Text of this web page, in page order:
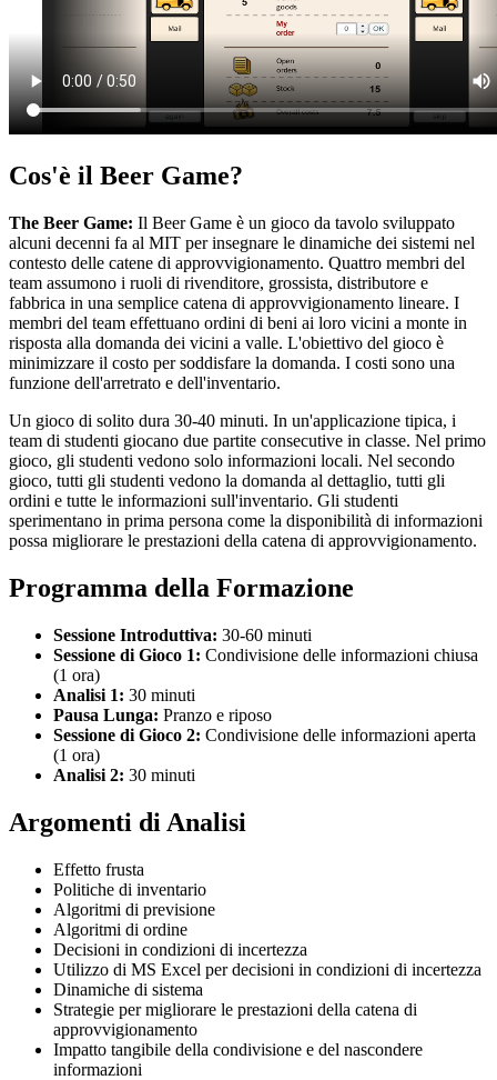
Cos'è il Beer Game?
The Beer Game: Il Beer Game è un gioco da tavolo sviluppato
alcuni decenni fa al MIT per insegnare le dinamiche dei sistemi nel
contesto delle catene di approvvigionamento. Quattro membri del
team assumono i ruoli di rivenditore, grossista, distributore e
fabbrica in una semplice catena di approvvigionamento lineare. I
membri del team effettuano ordini di beni ai loro vicini a monte in
risposta alla domanda dei vicini a valle. L'obiettivo del gioco è
minimizzare il costo per soddisfare la domanda. I costi sono una
funzione dell'arretrato e dell'inventario.
Un gioco di solito dura 30-40 minuti. In un'applicazione tipica, i
team di studenti giocano due partite consecutive in classe. Nel primo
gioco, gli studenti vedono solo informazioni locali. Nel secondo
gioco, tutti gli studenti vedono la domanda al dettaglio, tutti gli
ordini e tutte le informazioni sull'inventario. Gli studenti
sperimentano in prima persona come la disponibilità di informazioni
possa migliorare le prestazioni della catena di approvvigionamento.
Programma della Formazione
Sessione Introduttiva: 30-60 minuti
Sessione di Gioco 1: Condivisione delle informazioni chiusa
(1 ora)
Analisi 1: 30 minuti
Pausa Lunga: Pranzo e riposo
Sessione di Gioco 2: Condivisione delle informazioni aperta
(1 ora)
Analisi 2: 30 minuti
Argomenti di Analisi
Effetto frusta
Politiche di inventario
Algoritmi di previsione
Algoritmi di ordine
Decisioni in condizioni di incertezza
Utilizzo di MS Excel per decisioni in condizioni di incertezza
Dinamiche di sistema
Strategie per migliorare le prestazioni della catena di
approvvigionamento
Impatto tangibile della condivisione e del nascondere
informazioni